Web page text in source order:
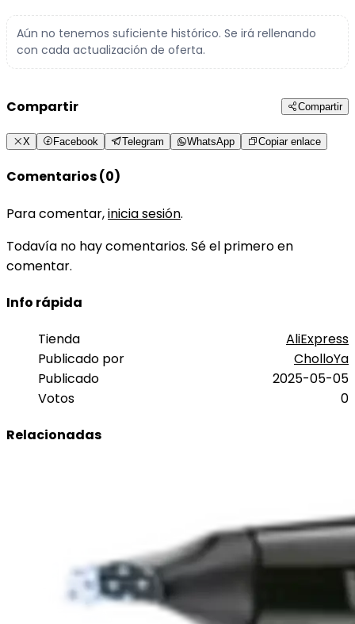
Aún no tenemos suficiente histórico. Se irá rellenando
con cada actualización de oferta.
Compartir Compartir
X Facebook Telegram WhatsApp Copiar enlace
Comentarios (0)
Para comentar,inicia sesión.
Todavía no hay comentarios. Sé el primero en
comentar.
Info rápida
Tienda
AliExpress
Publicado por
CholloYa
Publicado
2025-05-05
Votos
0
Relacionadas